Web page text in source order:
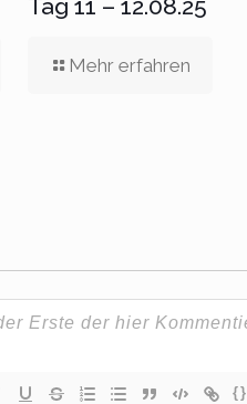
Tag 11 – 12.08.25
Mehr erfahren
{}